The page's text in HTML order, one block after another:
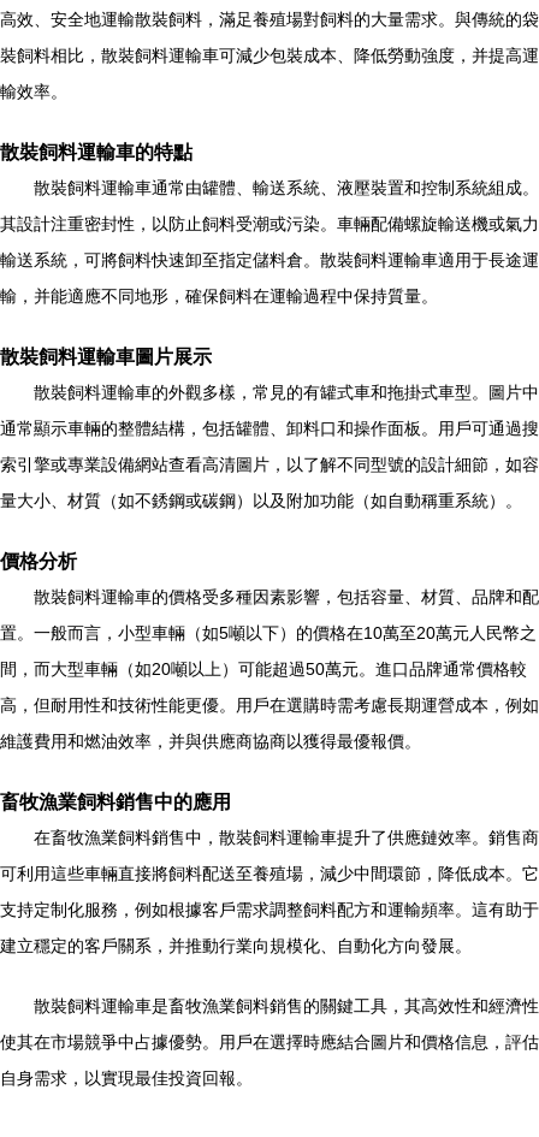
高效、安全地運輸散裝飼料，滿足養殖場對飼料的大量需求。與傳統的袋
裝飼料相比，散裝飼料運輸車可減少包裝成本、降低勞動強度，并提高運
輸效率。
散裝飼料運輸車的特點
散裝飼料運輸車通常由罐體、輸送系統、液壓裝置和控制系統組成。
其設計注重密封性，以防止飼料受潮或污染。車輛配備螺旋輸送機或氣力
輸送系統，可將飼料快速卸至指定儲料倉。散裝飼料運輸車適用于長途運
輸，并能適應不同地形，確保飼料在運輸過程中保持質量。
散裝飼料運輸車圖片展示
散裝飼料運輸車的外觀多樣，常見的有罐式車和拖掛式車型。圖片中
通常顯示車輛的整體結構，包括罐體、卸料口和操作面板。用戶可通過搜
索引擎或專業設備網站查看高清圖片，以了解不同型號的設計細節，如容
量大小、材質（如不銹鋼或碳鋼）以及附加功能（如自動稱重系統）。
價格分析
散裝飼料運輸車的價格受多種因素影響，包括容量、材質、品牌和配
置。一般而言，小型車輛（如5噸以下）的價格在10萬至20萬元人民幣之
間，而大型車輛（如20噸以上）可能超過50萬元。進口品牌通常價格較
高，但耐用性和技術性能更優。用戶在選購時需考慮長期運營成本，例如
維護費用和燃油效率，并與供應商協商以獲得最優報價。
畜牧漁業飼料銷售中的應用
在畜牧漁業飼料銷售中，散裝飼料運輸車提升了供應鏈效率。銷售商
可利用這些車輛直接將飼料配送至養殖場，減少中間環節，降低成本。它
支持定制化服務，例如根據客戶需求調整飼料配方和運輸頻率。這有助于
建立穩定的客戶關系，并推動行業向規模化、自動化方向發展。
散裝飼料運輸車是畜牧漁業飼料銷售的關鍵工具，其高效性和經濟性
使其在市場競爭中占據優勢。用戶在選擇時應結合圖片和價格信息，評估
自身需求，以實現最佳投資回報。